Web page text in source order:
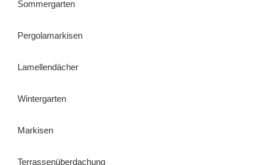
Sommergarten
Pergolamarkisen
Lamellendächer
Wintergarten
Markisen
Terrassenüberdachung